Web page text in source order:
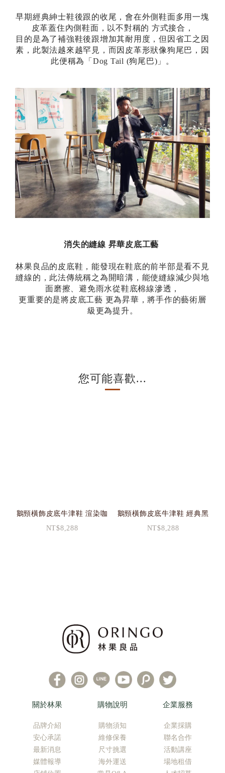
早期經典紳士鞋後跟的收尾，會在外側鞋面多用一塊
皮革蓋住內側鞋面，以不對稱的 方式接合，
目的是為了補強鞋後跟增加其耐用度，但因省工之因
素，此製法越來越罕見，而因皮革形狀像狗尾巴，因
此便稱為「Dog Tail (狗尾巴)」。
消失的縫線 昇華皮底工藝
林果良品的皮底鞋，能發現在鞋底的前半部是看不見
縫線的，此法傳統稱之為開暗溝，能使縫線減少與地
面磨擦、避免雨水從鞋底棉線滲透，
更重要的是將皮底工藝 更為昇華，將手作的藝術層
級更為提升。
您可能喜歡...
鵝頸橫飾皮底牛津鞋 渲染咖
NT$8,288
鵝頸橫飾皮底牛津鞋 經典黑
NT$8,288
關於林果
品牌介紹
安心承諾
最新消息
媒體報導
購物說明
購物須知
維修保養
尺寸挑選
海外運送
企業服務
企業採購
聯名合作
活動講座
場地租借